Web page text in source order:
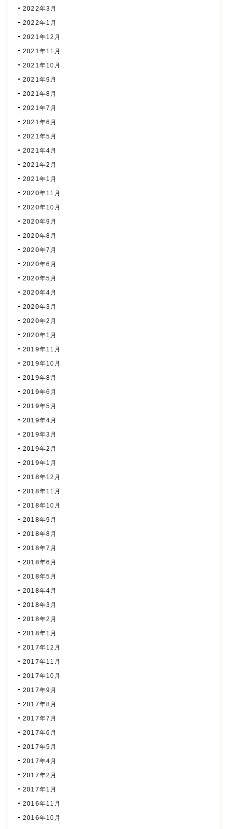
2022年3月
2022年1月
2021年12月
2021年11月
2021年10月
2021年9月
2021年8月
2021年7月
2021年6月
2021年5月
2021年4月
2021年2月
2021年1月
2020年11月
2020年10月
2020年9月
2020年8月
2020年7月
2020年6月
2020年5月
2020年4月
2020年3月
2020年2月
2020年1月
2019年11月
2019年10月
2019年8月
2019年6月
2019年5月
2019年4月
2019年3月
2019年2月
2019年1月
2018年12月
2018年11月
2018年10月
2018年9月
2018年8月
2018年7月
2018年6月
2018年5月
2018年4月
2018年3月
2018年2月
2018年1月
2017年12月
2017年11月
2017年10月
2017年9月
2017年8月
2017年7月
2017年6月
2017年5月
2017年4月
2017年2月
2017年1月
2016年11月
2016年10月